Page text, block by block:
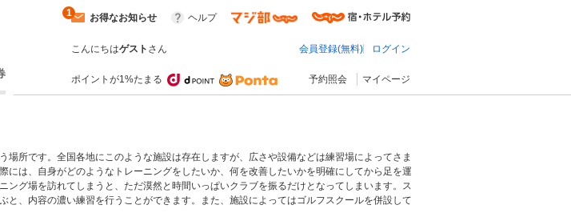
お得なお知らせ
1 ヘルプ
こんにちはゲスト さん 会員登録(無料) ログイン
ポイントが1%たまる 予約照会 マイページ
所です。全国各地にこのような施設は存在しますが、広さや設備などは練習場によってさま
は、自身がどのようなトレーニングをしたいか、何を改善したいかを明確にしてから足を運
グ場を訪れてしまうと、ただ漠然と時間いっぱいクラブを振るだけとなってしまいます。ス
、内容の濃い練習を行うことができます。また、施設によってはゴルフスクールを併設して